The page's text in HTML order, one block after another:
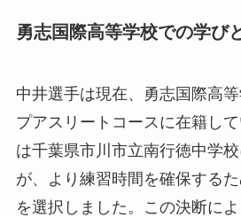
勇志国際高等学校での学び
中井選手は現在、勇志国際高
プアスリートコースに在籍し
は千葉県市川市立南行徳中学
が、より練習時間を確保する
を選択しました。この決断に